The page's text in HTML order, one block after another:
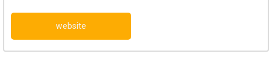
website